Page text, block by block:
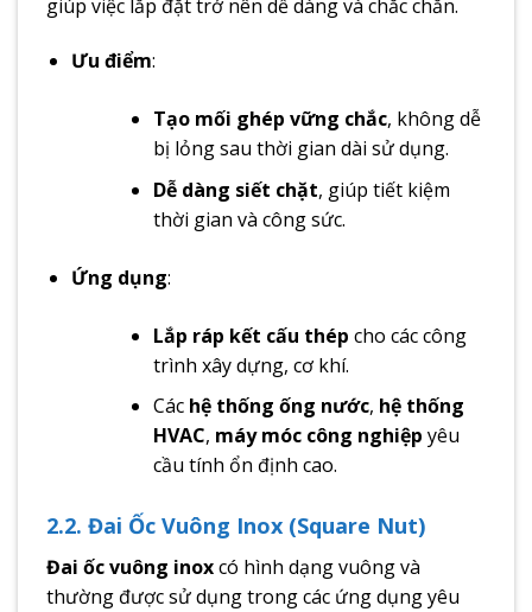
giúp việc lắp đặt trở nên dễ dàng và chắc chắn.
Ưu điểm:
Tạo mối ghép vững chắc, không dễ
bị lỏng sau thời gian dài sử dụng.
Dễ dàng siết chặt, giúp tiết kiệm
thời gian và công sức.
Ứng dụng:
Lắp ráp kết cấu thép cho các công
trình xây dựng, cơ khí.
Các hệ thống ống nước, hệ thống
HVAC, máy móc công nghiệp yêu
cầu tính ổn định cao.
2.2. Đai Ốc Vuông Inox (Square Nut)
Đai ốc vuông inoxcó hình dạng vuông và
thường được sử dụng trong các ứng dụng yêu